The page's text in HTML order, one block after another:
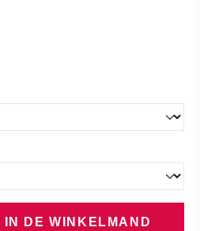
IN DE WINKELMAND